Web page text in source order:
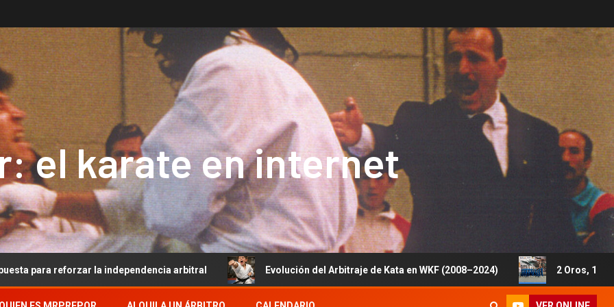
el karate en internet
la independencia arbitral Evolución del Arbitraje de Kata en WKF (2008–2024) 2 Oros, 1 Plata y 5 Bronces